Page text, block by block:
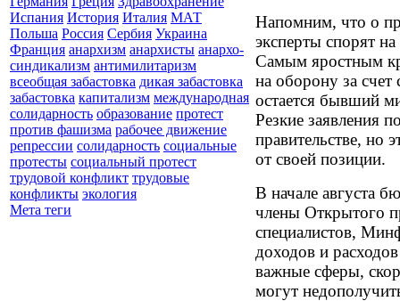
Испания История Италия МАТ
Польша Россия Сербия Украина
Франция анархизм анархисты анархо-
синдикализм антимилитаризм
всеобщая забастовка дикая забастовка
забастовка капитализм международная
солидарность образование протест
против фашизма рабочее движение
репрессии солидарность социальные
протесты социальный протест
трудовой конфликт трудовые
конфликты экология
Мета теги
Напомним, что о
эксперты спорят
Самым яростным
на оборону за счет
остается бывший
Резкие заявления
правительстве, но
от своей позиции.
В начале августа
члены Открытого
специалистов,
доходов и
важные сферы,
могут